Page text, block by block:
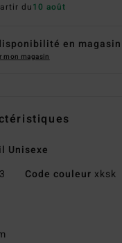
du10 août
en magasin
mon magasin
Unisexe
Code couleur xksk